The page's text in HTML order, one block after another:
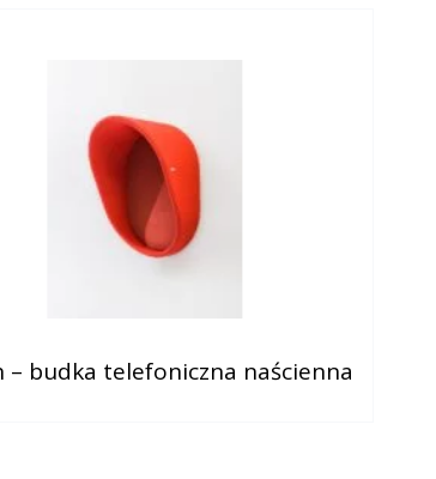
– budka telefoniczna naścienna